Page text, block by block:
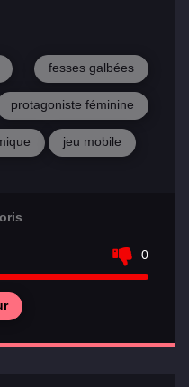
fesses galbées
protagoniste féminine
jeu mobile
0